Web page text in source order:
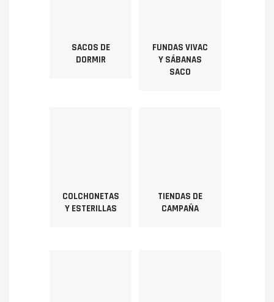
SACOS DE
DORMIR
FUNDAS VIVAC
Y SÁBANAS
SACO
COLCHONETAS
Y ESTERILLAS
TIENDAS DE
CAMPAÑA